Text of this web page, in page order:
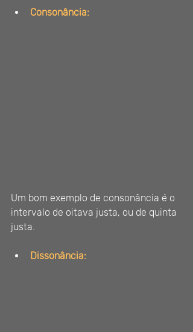
Consonância:
Um bom exemplo de consonância é o
intervalo de oitava justa, ou de quinta
justa.
Dissonância: